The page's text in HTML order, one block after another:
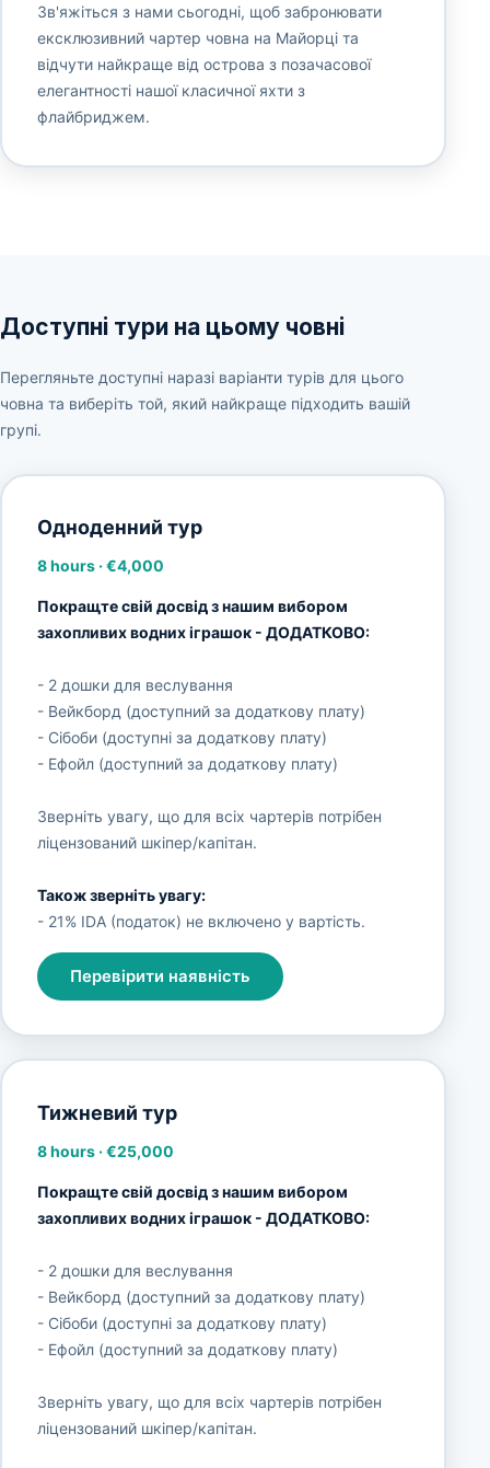
Зв'яжіться з нами сьогодні, щоб забронювати
ексклюзивний чартер човна на Майорці та
відчути найкраще від острова з позачасової
елегантності нашої класичної яхти з
флайбриджем.
Доступні тури на цьому човні
Перегляньте доступні наразі варіанти турів для цього
човна та виберіть той, який найкраще підходить вашій
групі.
Одноденний тур
8 hours·€4,000
Покращте свій досвід з нашим вибором
захопливих водних іграшок - ДОДАТКОВО:
- 2 дошки для веслування
- Вейкборд (доступний за додаткову плату)
- Сібоби (доступні за додаткову плату)
- Ефойл (доступний за додаткову плату)
Зверніть увагу, що для всіх чартерів потрібен
ліцензований шкіпер/капітан.
Також зверніть увагу:
- 21% IDA (податок) не включено у вартість.
Перевірити наявність
Тижневий тур
8 hours·€25,000
Покращте свій досвід з нашим вибором
захопливих водних іграшок - ДОДАТКОВО:
- 2 дошки для веслування
- Вейкборд (доступний за додаткову плату)
- Сібоби (доступні за додаткову плату)
- Ефойл (доступний за додаткову плату)
Зверніть увагу, що для всіх чартерів потрібен
ліцензований шкіпер/капітан.